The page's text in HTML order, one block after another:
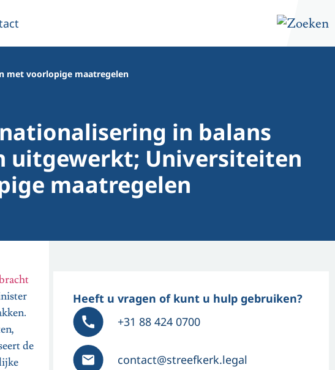
met voorlopige maatregelen
in balans
uitgewerkt; Universiteiten
maatregelen
de
Heeft u vragen of kunt u hulp gebruiken?
+31 88 424 0700
contact@streefkerk.legal